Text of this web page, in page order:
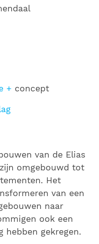
+ concept
van de Elias
omgebouwd tot
Het
van een
naar
ook een
hebben gekregen.